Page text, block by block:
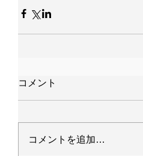
コメント
コメントを追加…